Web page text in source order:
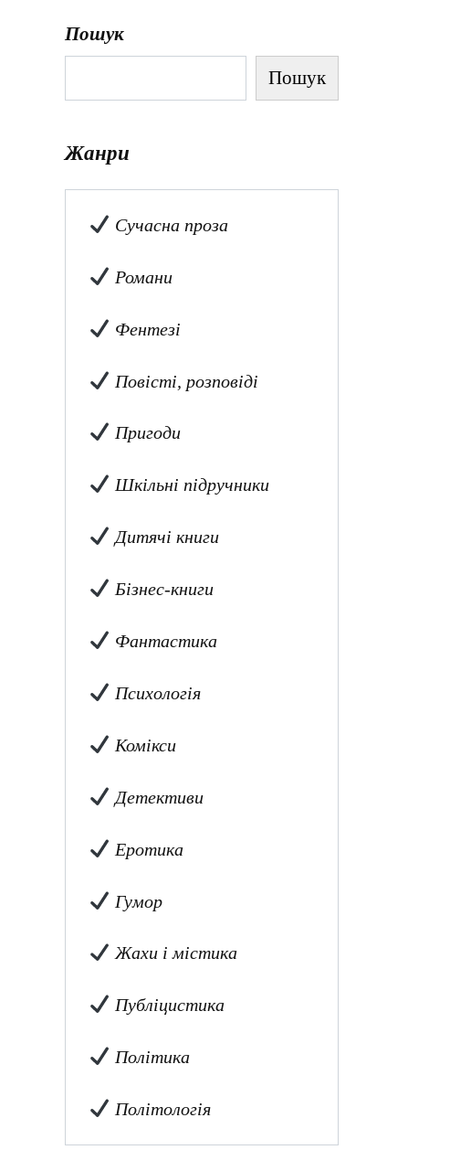
Пошук
Пошук
Жанри
Сучасна проза
Романи
Фентезі
Повісті, розповіді
Пригоди
Шкільні підручники
Дитячі книги
Бізнес-книги
Фантастика
Психологія
Комікси
Детективи
Еротика
Гумор
Жахи і містика
Публіцистика
Політика
Політологія